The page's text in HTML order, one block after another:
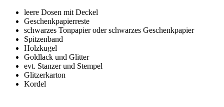
leere Dosen mit Deckel
Geschenkpapierreste
schwarzes Tonpapier oder schwarzes Geschenkpapier
Spitzenband
Holzkugel
Goldlack und Glitter
evt. Stanzer und Stempel
Glitzerkarton
Kordel